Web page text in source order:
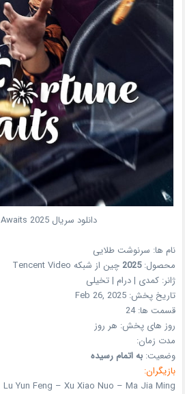
دانلود سریال Fortune Awaits 2025
نام ها: سرنوشت طلایی
محصول:2025 چین از شبکه Tencent Video
ژانر:کمدی | درام | تخیلی
تاریخ پخش:Feb 26, 2025
قسمت ها:24
روز های پخش: هر روز
مدت زمان:
وضعیت:به اتمام رسیده
بازیگران:
Lu Yun Feng – Xu Xiao Nuo – Ma Jia Ming